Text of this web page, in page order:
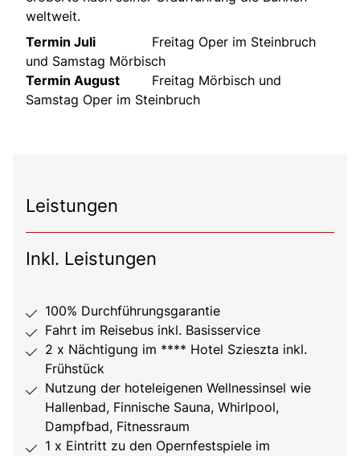
weltweit.
Termin Juli Freitag Oper im Steinbruch
und Samstag Mörbisch
Termin August Freitag Mörbisch und
Samstag Oper im Steinbruch
Leistungen
Inkl. Leistungen
100% Durchführungsgarantie
Fahrt im Reisebus inkl. Basisservice
2 x Nächtigung im **** Hotel Szieszta inkl.
Frühstück
Nutzung der hoteleigenen Wellnessinsel wie
Hallenbad, Finnische Sauna, Whirlpool,
Dampfbad, Fitnessraum
1 x Eintritt zu den Opernfestspiele im